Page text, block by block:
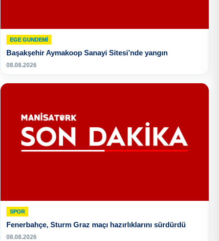
EGE GUNDEMİ
Başakşehir Aymakoop Sanayi Sitesi’nde yangın
08.08.2026
SPOR
Fenerbahçe, Sturm Graz maçı hazırlıklarını sürdürdü
08.08.2026